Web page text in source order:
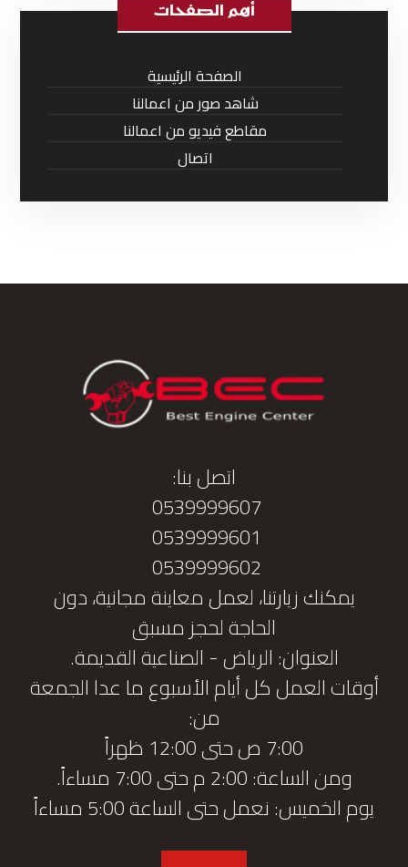
أهم الصفحات
الصفحة الرئيسية
شاهد صور من اعمالنا
مقاطع فيديو من اعمالنا
اتصال
اتصل بنا:
0539999607
0539999601
0539999602
يمكنك زيارتنا، لعمل معاينة مجانية، دون
الحاجة لحجز مسبق
العنوان: الرياض - الصناعية القديمة.
أوقات العمل كل أيام الأسبوع ما عدا الجمعة
من:
7:00 ص حتى 12:00 ظهراً
ومن الساعة: 2:00 م حتى 7:00 مساءاً.
يوم الخميس: نعمل حتى الساعة 5:00 مساءاً